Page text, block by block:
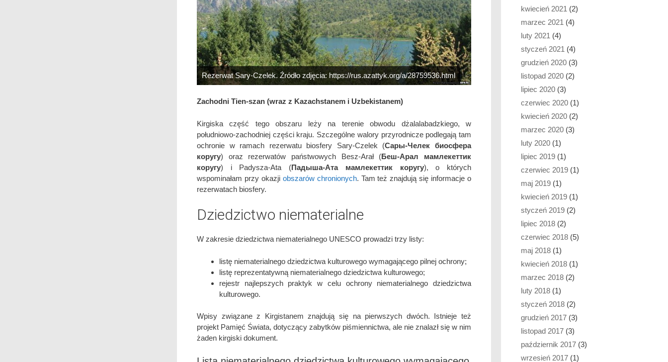
Rezerwat Sary-Czelek. Źródło zdjęcia: https://rus.azattyk.org/a/28759536.html
Zachodni Tien-szan (wraz z Kazachstanem i Uzbekistanem)
Kirgiska część tego obszaru leży na terenie obwodu dżalalabadzkiego, w
południowo-zachodniej części kraju. Szczególne walory przyrodnicze podlegają tam
ochronie w ramach rezerwatu biosfery Sary-Czelek (Сары-Челек биосфера
коругу) oraz rezerwatów państwowych Besz-Arał (Беш-Арал мамлекеттик
коругу) i Padysza-Ata (Падыша-Ата мамлекеттик коругу), o których
wspominałam przy okazji obszarów chronionych. Tam też znajdują się informacje o
rezerwatach biosfery.
Dziedzictwo niematerialne
W zakresie dziedzictwa niematerialnego UNESCO prowadzi trzy listy:
listę niematerialnego dziedzictwa kulturowego wymagającego pilnej ochrony;
listę reprezentatywną niematerialnego dziedzictwa kulturowego;
rejestr najlepszych praktyk w celu ochrony niematerialnego dziedzictwa
kulturowego.
Wpisy związane z Kirgistanem znajdują się na pierwszych dwóch. Istnieje też
projekt Pamięć Świata, dotyczący zabytków piśmiennictwa, ale nie znalazł się w nim
żaden kirgiski dokument.
kwiecień 2021 (2)
marzec 2021 (4)
luty 2021 (4)
styczeń 2021 (4)
grudzień 2020 (3)
listopad 2020 (2)
lipiec 2020 (3)
czerwiec 2020 (1)
kwiecień 2020 (2)
marzec 2020 (3)
luty 2020 (1)
lipiec 2019 (1)
czerwiec 2019 (1)
maj 2019 (1)
kwiecień 2019 (1)
styczeń 2019 (2)
lipiec 2018 (2)
czerwiec 2018 (5)
maj 2018 (1)
kwiecień 2018 (1)
marzec 2018 (2)
luty 2018 (1)
styczeń 2018 (2)
grudzień 2017 (3)
listopad 2017 (3)
październik 2017 (3)
wrzesień 2017 (1)